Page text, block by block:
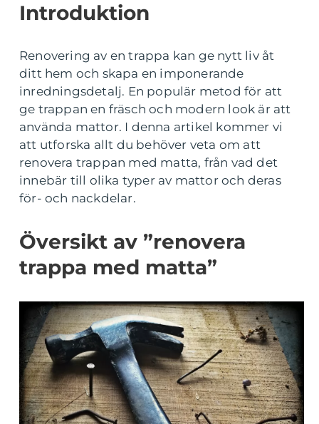
Introduktion
Renovering av en trappa kan ge nytt liv åt
ditt hem och skapa en imponerande
inredningsdetalj. En populär metod för att
ge trappan en fräsch och modern look är att
använda mattor. I denna artikel kommer vi
att utforska allt du behöver veta om att
renovera trappan med matta, från vad det
innebär till olika typer av mattor och deras
för- och nackdelar.
Översikt av ”renovera
trappa med matta”